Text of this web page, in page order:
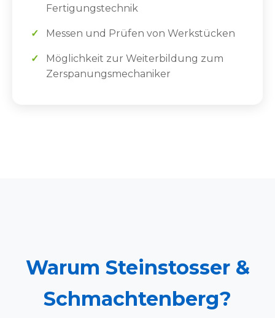
Fertigungstechnik
Messen und Prüfen von Werkstücken
Möglichkeit zur Weiterbildung zum
Zerspanungsmechaniker
Warum Steinstosser &
Schmachtenberg?